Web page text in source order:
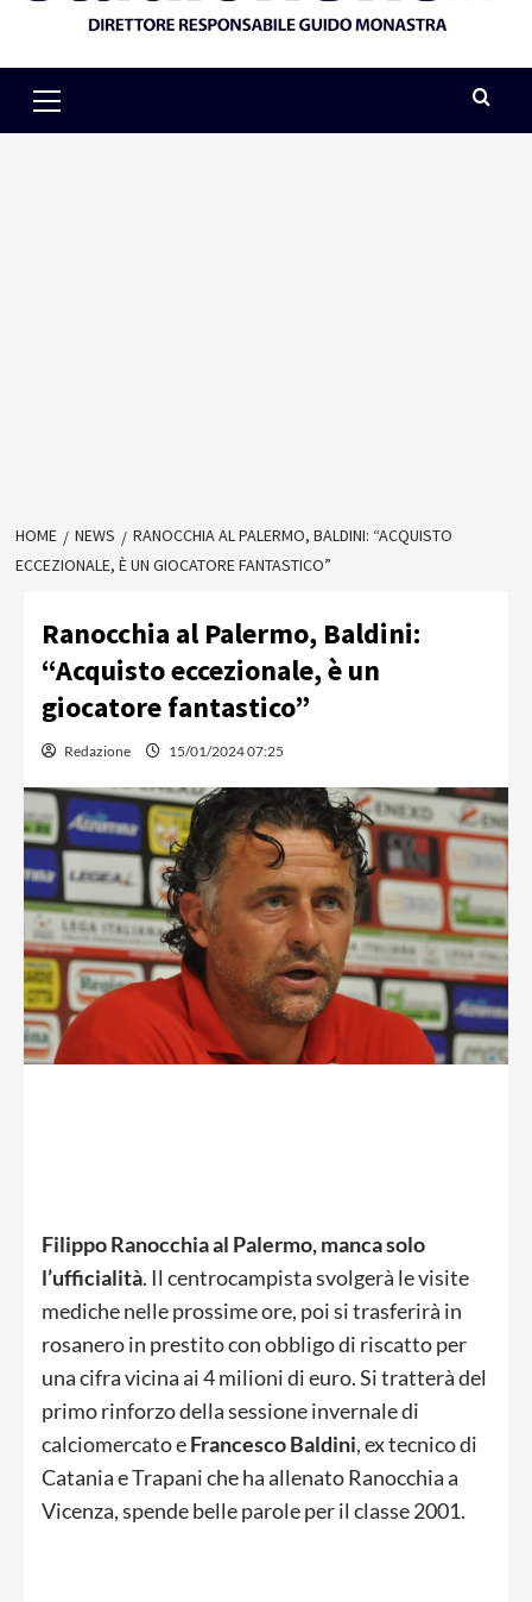
Menu
HOME NEWS
RANOCCHIA AL PALERMO, BALDINI: “ACQUISTO
ECCEZIONALE, È UN GIOCATORE FANTASTICO”
Ranocchia al Palermo, Baldini:
“Acquisto eccezionale, è un
giocatore fantastico”
Redazione 15/01/2024 07:25
Filippo Ranocchia al Palermo, manca solo
l’ufficialità. Il centrocampista svolgerà le visite
mediche nelle prossime ore, poi si trasferirà in
rosanero in prestito con obbligo di riscatto per
una cifra vicina ai 4 milioni di euro. Si tratterà del
primo rinforzo della sessione invernale di
calciomercato eFrancesco Baldini, ex tecnico di
Catania e Trapani che ha allenato Ranocchia a
Vicenza, spende belle parole per il classe 2001.